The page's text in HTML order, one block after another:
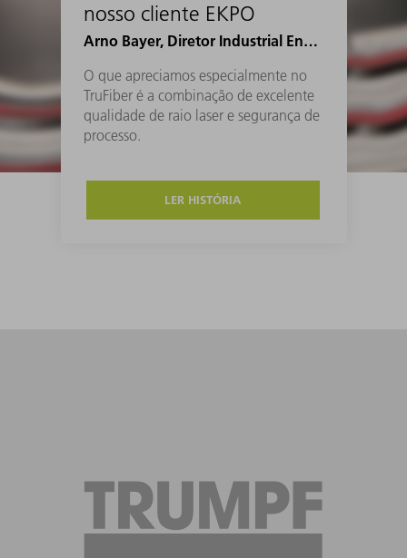
nosso cliente EKPO
Arno Bayer, Diretor Industrial Engineering Joining na EKPO
O que apreciamos especialmente no
TruFiber é a combinação de excelente
qualidade de raio laser e segurança de
processo.
LER HISTÓRIA